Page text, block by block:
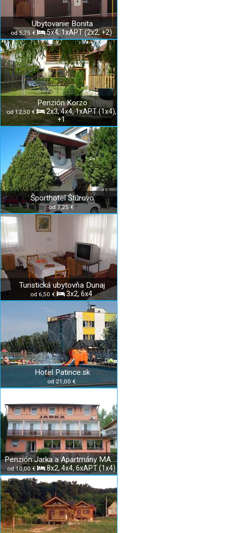
Ubytovanie Bonita
od 5,75 € 5x4; 1xAPT (2x2, +2)
Penzión Korzo
od 12,50 €
2x3, 4x4, 1xAPT (1x4),
+1
Športhotel Štúrovo
od 7,25 €
Turistická ubytovňa Dunaj
od 6,50 € 3x2, 6x4
Hotel Patince.sk
od 21,00 €
Penzión Jarka a Apartmány MA.JA.MI
od 10,00 € 8x2, 4x4, 6xAPT (1x4)